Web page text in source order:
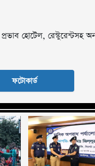
হোটেল, রেস্টুরেন্টসহ
ফটোকার্ড